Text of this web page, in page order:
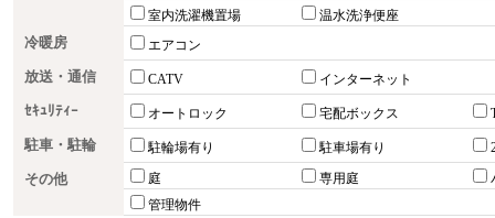
室内洗濯機置場
温水洗浄便座
冷暖房 エアコン
放送・通信 CATV インターネット
ｾｷｭﾘﾃｨｰ オートロック 宅配ボックス
駐車・駐輪 駐輪場有り 駐車場有り
その他 庭 専用庭
管理物件